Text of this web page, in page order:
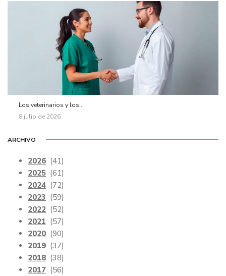
Los veterinarios y los...
8 julio de 2026
ARCHIVO
2026 (41)
2025 (61)
2024 (72)
2023 (59)
2022 (52)
2021 (57)
2020 (90)
2019 (37)
2018 (38)
2017 (56)